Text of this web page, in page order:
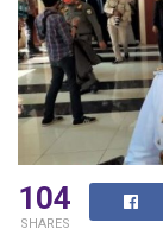
104
SHARES